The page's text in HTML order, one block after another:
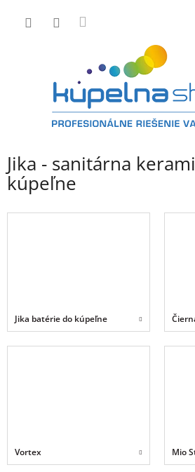
Jika - sanitárna
kúpeľne
Jika batérie do kúpeľne
Vortex Mio